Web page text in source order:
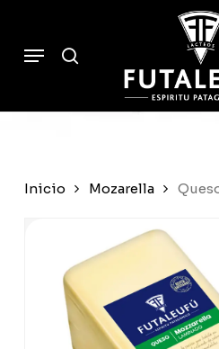
mainMenu
Inicio Mozarella